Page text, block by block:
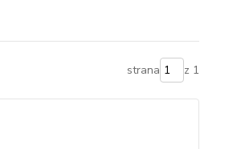
strana z 1